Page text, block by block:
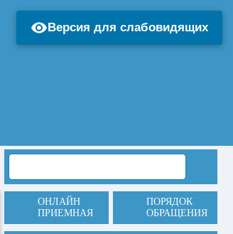
ОНЛАЙН
ПРИЕМНАЯ
ПОРЯДОК
ОБРАЩЕНИЯ
Версия для слабовидящих